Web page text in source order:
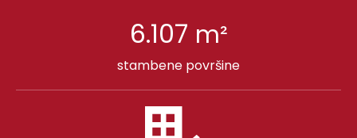
6.107 m²
stambene površine